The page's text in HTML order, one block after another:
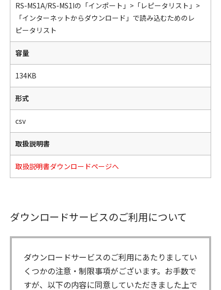
RS-MS1A/RS-MS1Iの「インポート」>「レピータリスト」>
「インターネットからダウンロード」で読み込むためのレ
ピータリスト
容量
134KB
形式
csv
取扱説明書
取扱説明書ダウンロードページへ
ダウンロードサービスのご利用について
ダウンロードサービスのご利用にあたりましてい
くつかの注意・制限事項がございます。お手数で
すが、以下の内容に同意していただきました上で